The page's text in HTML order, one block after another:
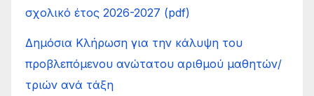
σχολικό έτος 2026-2027 (pdf)
Δημόσια Κλήρωση για την κάλυψη του
προβλεπόμενου ανώτατου αριθμού μαθητών/
τριών ανά τάξη